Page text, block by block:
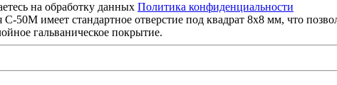
на обработку данных Политика конфиденциальности
50М имеет стандартное отверстие под квадрат 8х8 мм, что
гальваническое покрытие.